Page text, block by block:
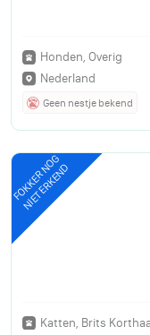
Honden, Overig
Nederland
Geen nestje bekend
FOKKER NOG
NIET ERKEND
Katten, Brits